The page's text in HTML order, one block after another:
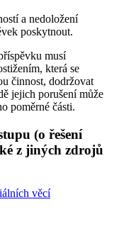
a nedoložení
poskytnout.
musí
která se
činnost, dodržovat
jejich porušení může
poměrné části.
(o řešení
z jiných zdrojů
věcí